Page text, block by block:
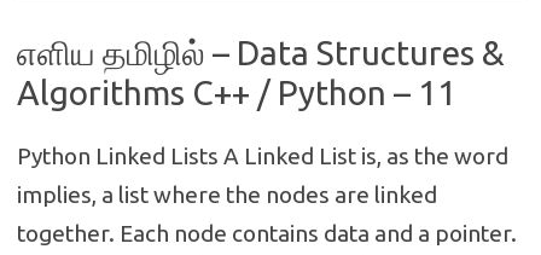
எளிய தமிழில் – Data Structures &
Algorithms C++ / Python – 11
Python Linked Lists A Linked List is, as the word
implies, a list where the nodes are linked
together. Each node contains data and a pointer.